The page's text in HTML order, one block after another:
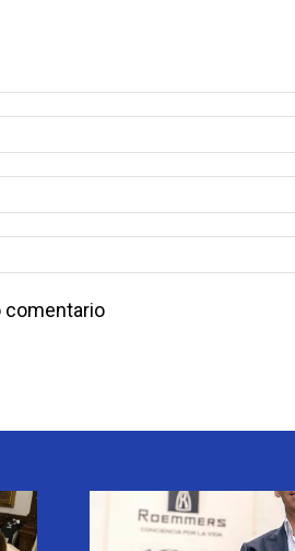
comentario